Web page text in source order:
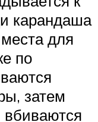
карандаша
для
по
затем